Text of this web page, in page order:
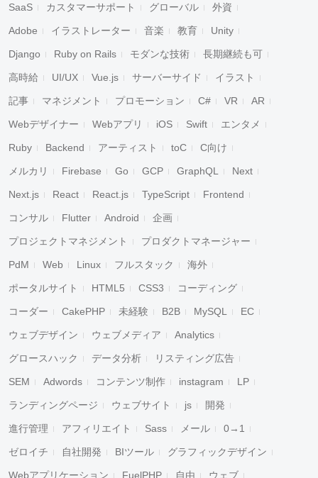
SaaS カスタマーサポート グローバル 外資
Adobe イラストレーター 音楽 教育 Unity
Django Ruby on Rails モダンな技術 長期継続も可
高時給 UI/UX Vue.js サーバーサイド イラスト
記事 マネジメント プロモーション C# VR AR
Webデザイナー Webアプリ iOS Swift エンタメ
Ruby Backend アーティスト toC C向け
メルカリ Firebase Go GCP GraphQL Next
Next.js React React.js TypeScript Frontend
コンサル Flutter Android 企画
プロジェクトマネジメント プロダクトマネージャー
PdM Web Linux フルスタック 海外
ポータルサイト HTML5 CSS3 コーディング
コーダー CakePHP 未経験 B2B MySQL EC
ウェブデザイン ウェブメディア Analytics
グロースハック データ分析 リスティング広告
SEM Adwords コンテンツ制作 instagram LP
ランディングページ ウェブサイト js 開発
進行管理 アフィリエイト Sass メール 0→1
ゼロイチ 自社開発 BIツール グラフィックデザイン
Webアプリケーション FuelPHP 自由 ウェブ